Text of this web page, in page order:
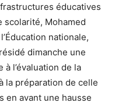
éducatives
scolarité, Mohamed
nationale,
dimanche une
l’évaluation de la
la préparation de celle
en avant une hausse